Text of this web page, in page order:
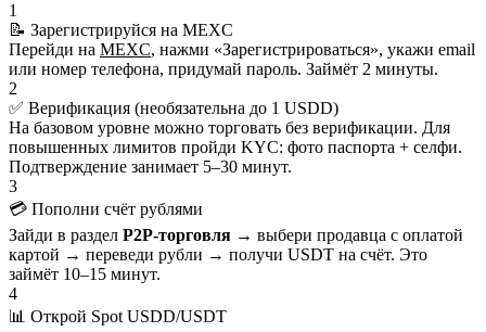
1
📝 Зарегистрируйся на MEXC
Перейди на MEXC, нажми «Зарегистрироваться», укажи email
или номер телефона, придумай пароль. Займёт 2 минуты.
2
✅ Верификация (необязательна до 1 USDD)
На базовом уровне можно торговать без верификации. Для
повышенных лимитов пройди KYC: фото паспорта + селфи.
Подтверждение занимает 5–30 минут.
3
💳 Пополни счёт рублями
Зайди в раздел P2P-торговля → выбери продавца с оплатой
картой → переведи рубли → получи USDT на счёт. Это
займёт 10–15 минут.
4
📊 Открой Spot USDD/USDT